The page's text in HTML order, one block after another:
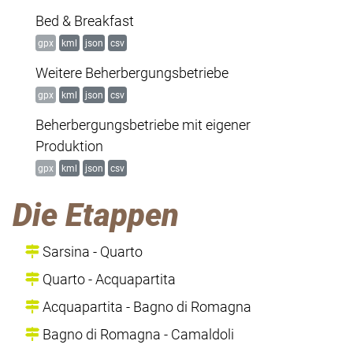
Bed & Breakfast
gpx kml json csv
Weitere Beherbergungsbetriebe
gpx kml json csv
Beherbergungsbetriebe mit eigener
Produktion
gpx kml json csv
Die Etappen
Sarsina - Quarto
Quarto - Acquapartita
Acquapartita - Bagno di Romagna
Bagno di Romagna - Camaldoli